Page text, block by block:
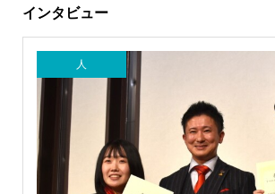
インタビュー
人